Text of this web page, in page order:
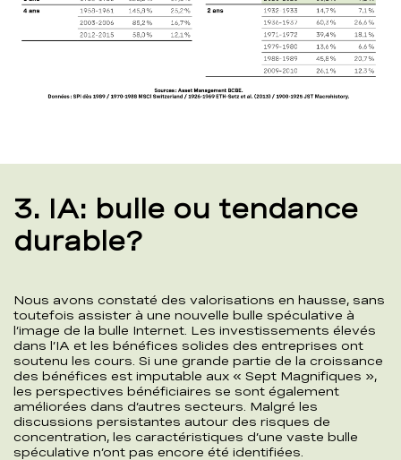
3. IA: bulle ou tendance
durable?
Nous avons constaté des valorisations en hausse, sans
toutefois assister à une nouvelle bulle spéculative à
l’image de la bulle Internet. Les investissements élevés
dans l’IA et les bénéfices solides des entreprises ont
soutenu les cours. Si une grande partie de la croissance
des bénéfices est imputable aux « Sept Magnifiques »,
les perspectives bénéficiaires se sont également
améliorées dans d’autres secteurs. Malgré les
discussions persistantes autour des risques de
concentration, les caractéristiques d’une vaste bulle
spéculative n’ont pas encore été identifiées.